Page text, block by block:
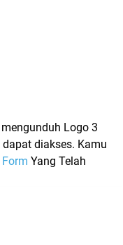
Logo 3
diakses. Kamu
Yang Telah